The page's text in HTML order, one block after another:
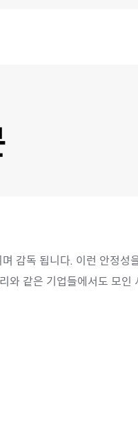
감독 됩니다. 이런 안정성
와 같은 기업들에서도 모인